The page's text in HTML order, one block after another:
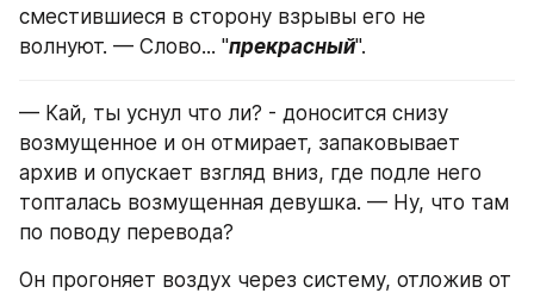
сместившиеся в сторону взрывы его не
волнуют. — Слово... "прекрасный".
— Кай, ты уснул что ли? - доносится снизу
возмущенное и он отмирает, запаковывает
архив и опускает взгляд вниз, где подле него
топталась возмущенная девушка. — Ну, что там
по поводу перевода?
Он прогоняет воздух через систему, отложив от